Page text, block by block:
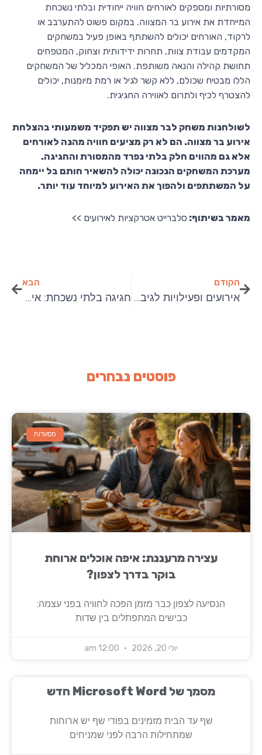
מסורתיות ומספקים לאורחים חוויה ייחודית ובלתי נשכחת
המייחדת את אירוע בר המצווה. במקום פשוט להתערבב או
לרקוד, האורחים יכולים להשתתף באופן פעיל במשחקים
המקדמים עבודת צוות, תחרות ידידותית וצחוק, המטפחים
תחושת קהילה והנאה משותפת. האופי המכליל של המשחקים
הללו מבטיח שכולם, ללא קשר לגיל או רמת מיומנות, יכולים
להצטרף לכיף ולתרום לאווירה החגיגית.
לשולחנות משחק לבר מצווה יש תפקיד משמעותי בהצלחת
אירוע בר מצווה. הם לא רק מציעים חוויה מהנה לאורחים
אלא גם מהווים חלק בלתי נפרד מהמסורת והחגיגה.
מערכת המשחקים הנכונה יכולה להשאיר חותם בל יימחה
על המשתתפים ולהפוך את האירוע למיוחד עוד יותר.
מאמר בשיתוף: סלברייט אטרקציות לאירועים >>
הקודם
אירועים ופעילויות לגיבוש הצוות בכל מזג אוויר
הבא
חגיגה בלתי נשכחת: אירועים ולינה ליד הכותל
פוסטים נבחרים
מסעדות
עצירה מרעננת: איפה אוכלים ארוחת
בוקר בדרך לצפון?
הנסיעה לצפון כבר מזמן הפכה לחוויה בפני עצמה:
כבישים המתפתלים בין שדות
יולי 20, 2026
‏‏מסמך של Microsoft Word חדש
שף עד הבית מזמינים בפודי שף יש ארוחות
שמתחילות הרבה לפני שמניחים